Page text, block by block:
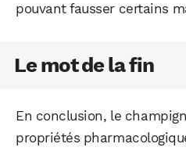
pouvant fausser certains
Le mot de la fin
En conclusion, le
propriétés